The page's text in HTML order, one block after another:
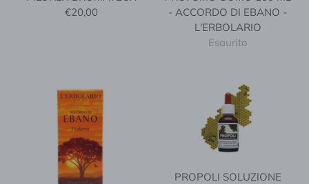
€20,00
- ACCORDO DI EBANO -
L'ERBOLARIO
Esaurito
PROPOLI SOLUZIONE